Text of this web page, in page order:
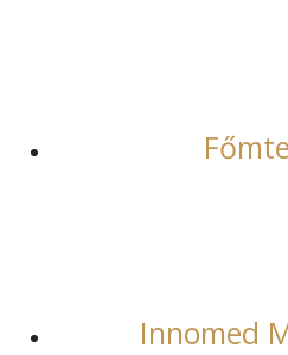
Innomed